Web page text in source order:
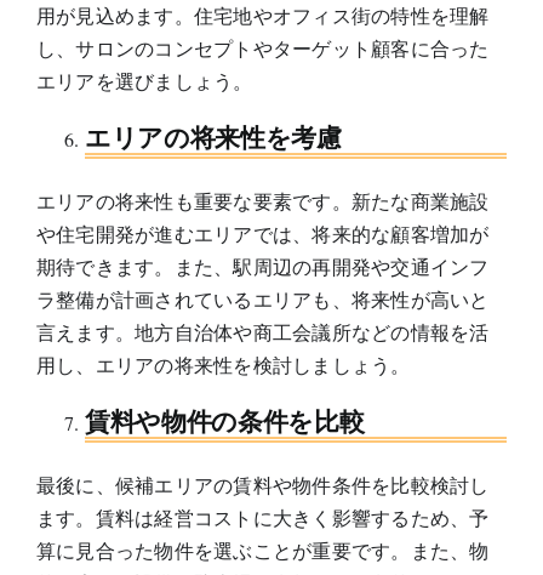
用が見込めます。住宅地やオフィス街の特性を理解
し、サロンのコンセプトやターゲット顧客に合った
エリアを選びましょう。
エリアの将来性を考慮
エリアの将来性も重要な要素です。新たな商業施設
や住宅開発が進むエリアでは、将来的な顧客増加が
期待できます。また、駅周辺の再開発や交通インフ
ラ整備が計画されているエリアも、将来性が高いと
言えます。地方自治体や商工会議所などの情報を活
用し、エリアの将来性を検討しましょう。
賃料や物件の条件を比較
最後に、候補エリアの賃料や物件条件を比較検討し
ます。賃料は経営コストに大きく影響するため、予
算に見合った物件を選ぶことが重要です。また、物